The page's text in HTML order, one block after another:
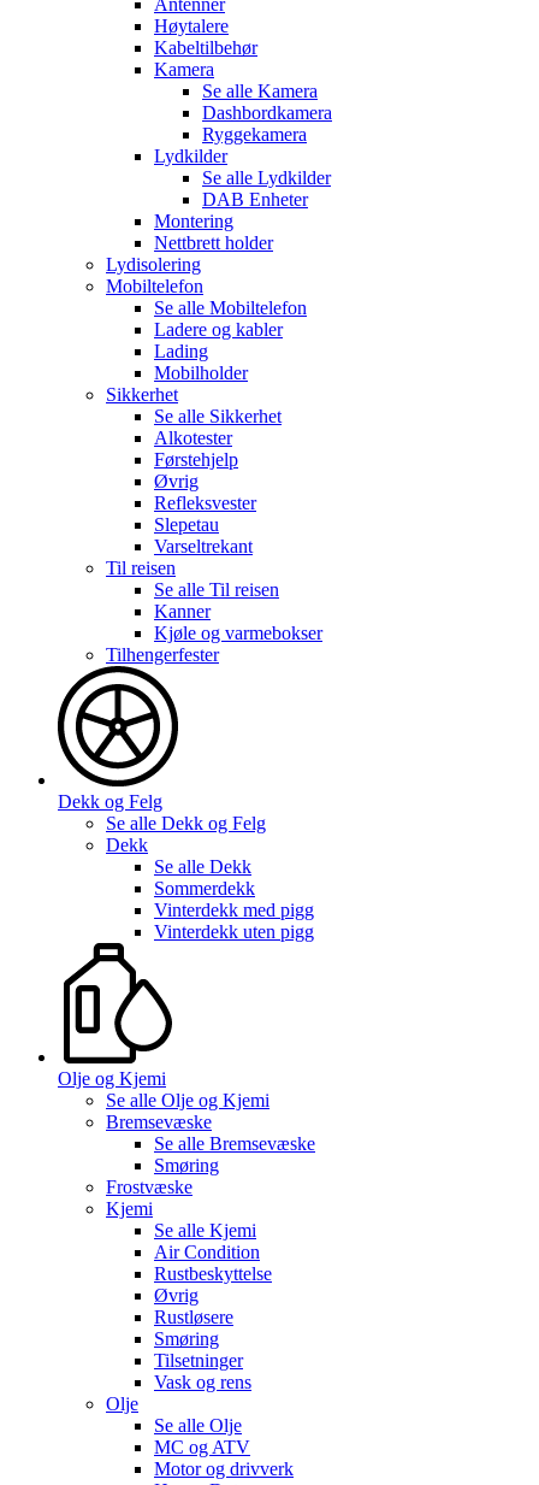
Høytalere
Kabeltilbehør
Kamera
Se alle Kamera
Dashbordkamera
Ryggekamera
Lydkilder
Se alle Lydkilder
DAB Enheter
Montering
Nettbrett holder
Lydisolering
Mobiltelefon
Se alle Mobiltelefon
Ladere og kabler
Lading
Mobilholder
Sikkerhet
Se alle Sikkerhet
Alkotester
Førstehjelp
Øvrig
Refleksvester
Slepetau
Varseltrekant
Til reisen
Se alle Til reisen
Kanner
Kjøle og varmebokser
Tilhengerfester
Dekk og Felg
Se alle Dekk og Felg
Dekk
Se alle Dekk
Sommerdekk
Vinterdekk med pigg
Vinterdekk uten pigg
Olje og Kjemi
Se alle Olje og Kjemi
Bremsevæske
Se alle Bremsevæske
Smøring
Frostvæske
Kjemi
Se alle Kjemi
Air Condition
Rustbeskyttelse
Øvrig
Rustløsere
Smøring
Tilsetninger
Vask og rens
Olje
Se alle Olje
MC og ATV
Motor og drivverk